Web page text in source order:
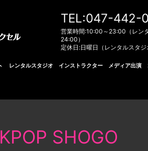
レンタルスタジオ インストラクター メディア出演
TEL:047-442-
営業時間:10:00～23:00（レン
24:00）
定休日:日曜日（レンタルスタジ
KPOP SHOGO